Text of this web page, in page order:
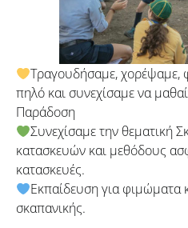
Τραγουδήσαμε, χορέψαμε,
πηλό και συνεχίσαμε να
Παράδοση
Συνεχίσαμε την θεματική
κατασκευών και μεθόδους
κατασκευές.
Εκπαίδευση για φιμώματα
σκαπανικής.